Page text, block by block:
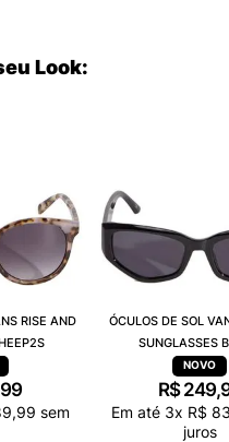
Look:
RISE AND
99
,99 sem
ÓCULOS DE SOL
SUNGLASSES
R$ 249,
Em até 3x R$ 83
juros